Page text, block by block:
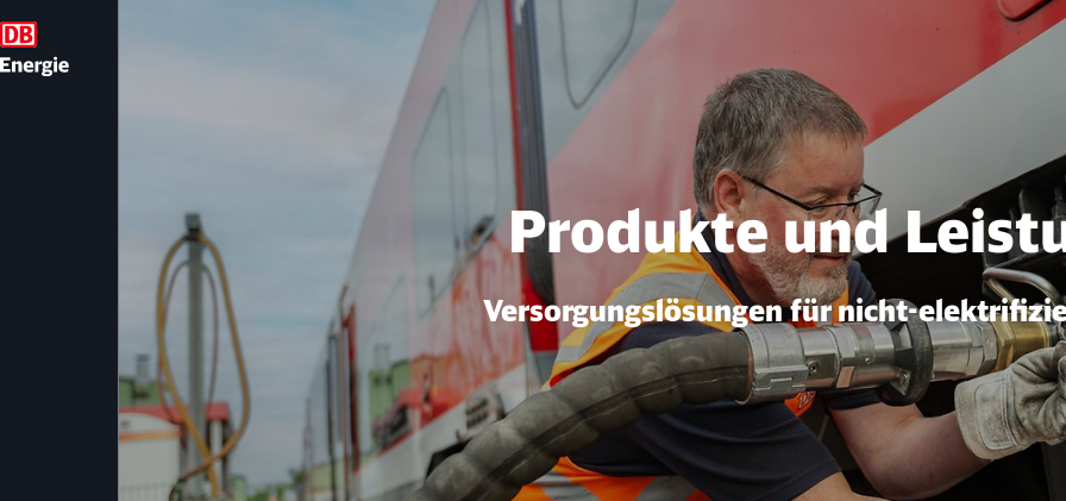
Produkte und Leistungen
Produkte und
Versorgungslösungen für nicht-